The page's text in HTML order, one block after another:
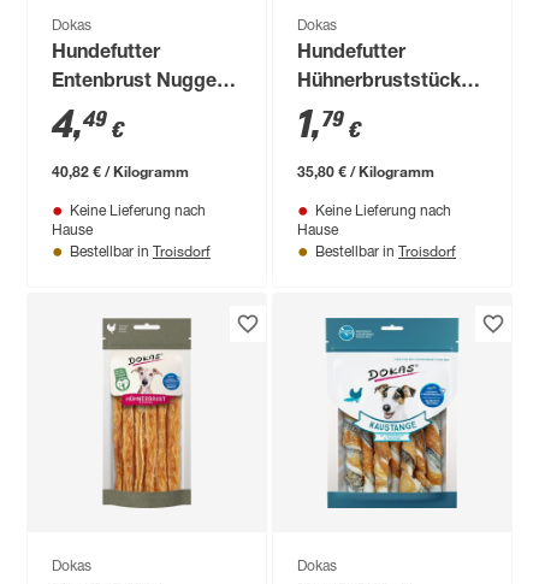
Dokas
Hundefutter
Entenbrust Nuggets
110 g
4,49 €
40,82 € / Kilogramm
Keine Lieferung nach
Hause
Bestellbar in Troisdorf
Dokas
Hundefutter
Hühnerbruststücke
50 g
1,79 €
35,80 € / Kilogramm
Keine Lieferung nach
Hause
Bestellbar in Troisdorf
Dokas Dokas